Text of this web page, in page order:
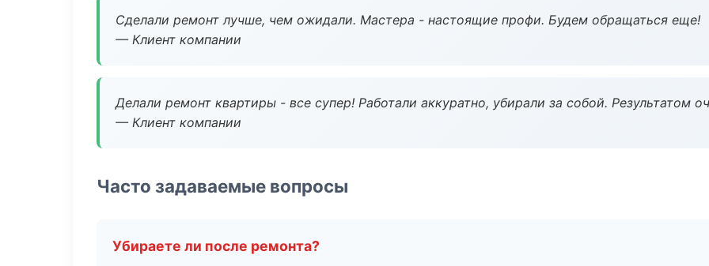
Сделали ремонт лучше, чем ожидали. Мастера - настоящие профи. Будем обращаться еще!
— Клиент компании
Делали ремонт квартиры - все супер! Работали аккуратно, убирали за собой. Результатом
— Клиент компании
Часто задаваемые вопросы
Убираете ли после ремонта?